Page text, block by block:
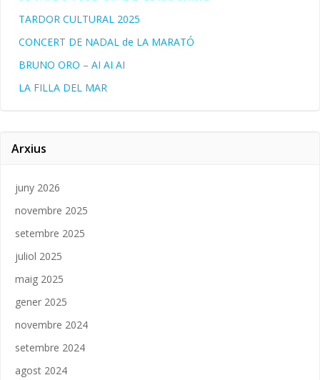
TARDOR CULTURAL 2025
CONCERT DE NADAL de LA MARATÓ
BRUNO ORO – AI AI AI
LA FILLA DEL MAR
Arxius
juny 2026
novembre 2025
setembre 2025
juliol 2025
maig 2025
gener 2025
novembre 2024
setembre 2024
agost 2024